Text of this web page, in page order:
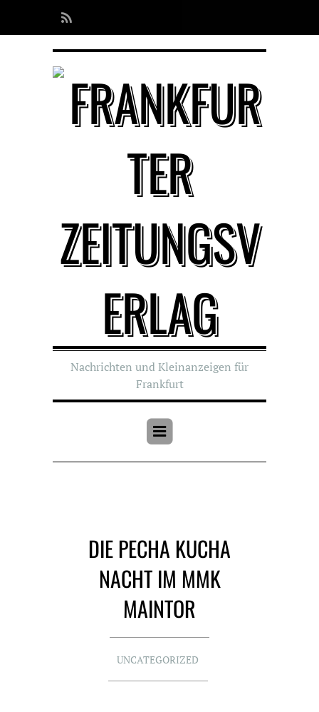
Nachrichten und Kleinanzeigen für
Frankfurt
DIE PECHA KUCHA
NACHT IM MMK
MAINTOR
UNCATEGORIZED